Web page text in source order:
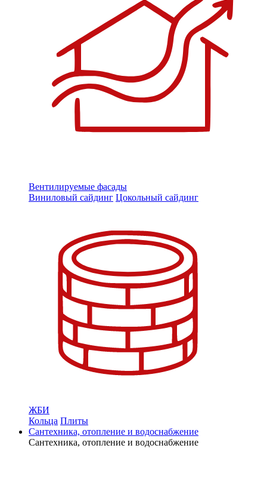
Вентилируемые фасады
Виниловый сайдинг Цокольный сайдинг
ЖБИ
Кольца Плиты
Сантехника, отопление и водоснабжение
Сантехника, отопление и водоснабжение